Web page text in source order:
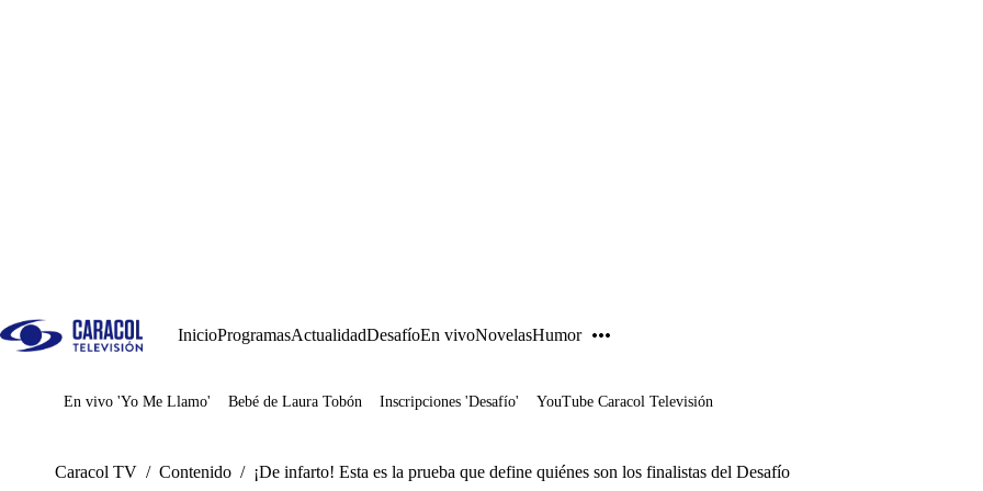
InicioProgramasActualidadDesafíoEn vivoNovelasHumor
Juegos
En vivo 'Yo Me Llamo' Bebé de Laura Tobón Inscripciones 'Desafío' YouTube Caracol Televisión
Caracol TV / Contenido / ¡De infarto! Esta es la prueba que define quiénes son los finalistas del Desafío